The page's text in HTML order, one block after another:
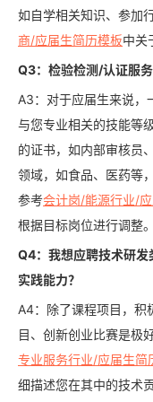
如自学相关知识、参加
商/应届生简历模板中关
Q3：检验检测/认证服
A3：对于应届生来说，
与您专业相关的技能等
的证书，如内部审核员
领域，如食品、医药等
参考会计岗/能源行业/
根据目标岗位进行调整。
Q4：我想应聘技术研
实践能力？
A4：除了课程项目，积
目、创新创业比赛是极
专业服务行业/应届生简
细描述您在其中的技术